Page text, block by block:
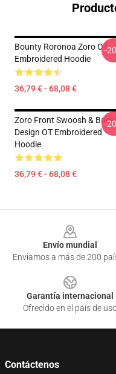
Bounty Roronoa Zoro OT
Embroidered Hoodie
36,79 € - 68,08 €
-
Zoro Front Swoosh & Back
Design OT Embroidered
Hoodie
36,79 € - 68,08 €
-
Envío mundial
Enviamos a más de 200
Garantía internacional
Ofrecido en el país de
Contáctenos